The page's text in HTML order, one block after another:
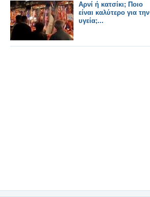
Αρνί ή κατσίκι; Ποιο
είναι καλύτερο για την
υγεία;...